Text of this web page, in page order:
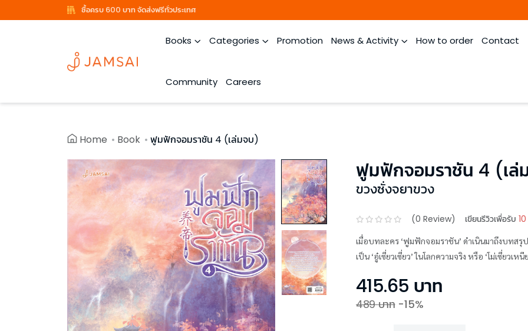
ซื้อครบ 600 บาท จัดส่งฟรีทั่วประเทศ
Books Categories Promotion News & Activity How to order Contact
Community Careers
Home Book ฟูมฟักจอมราชัน 4 (เล่มจบ)
ฟูมฟักจอมราชัน 4 (เล่
ขวงซั่งจยาขวง
(0 Review) เขียนรีวิวเพื่อรับ
เมื่อบทละคร ‘ฟูมฟักจอมราชัน’ ดำเนินมาถึงบทส
เป็น ‘อู๋เซี่ยวเซี่ยว’ ในโลกความจริง หรือ ‘โม่เซี่ยวเห
415.65 บาท
489บาท -15%